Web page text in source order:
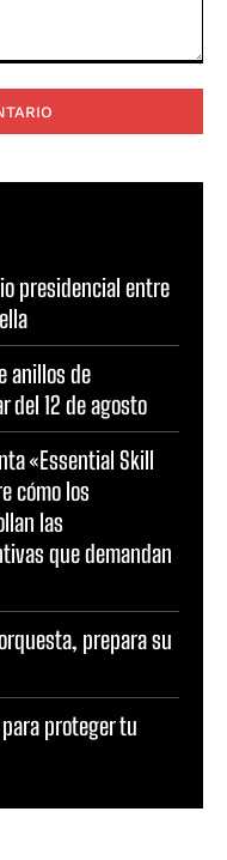
presidencial entre
anillos de
del 12 de agosto
«Essential Skill
cómo los
las
que demandan
prepara su
proteger tu